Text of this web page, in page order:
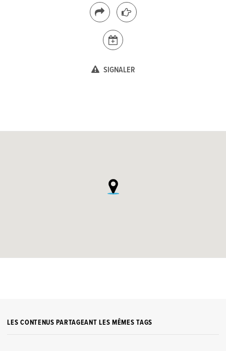
SIGNALER
LES CONTENUS PARTAGEANT LES MÊMES TAGS